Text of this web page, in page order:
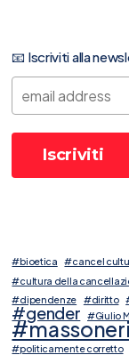
📧 Iscriviti alla
#bioetica #cancel
#cultura della
#dipendenze #diritto
#gender #Giulio
#politicamente corretto